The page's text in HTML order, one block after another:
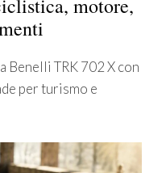
motore,
Benelli TRK 702 X con
per turismo e